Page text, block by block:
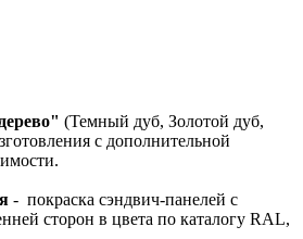
(Темный дуб, Золотой дуб,
с дополнительной
- покраска сэндвич-панелей с
сторон в цвета по каталогу RAL,